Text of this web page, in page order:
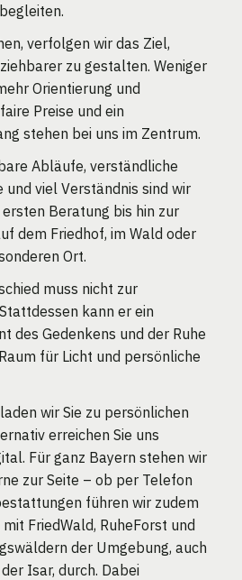
verfolgen wir das Ziel,
zu gestalten. Weniger
Orientierung und
Preise und ein
stehen bei uns im Zentrum.
Abläufe, verständliche
viel Verständnis sind wir
Beratung bis hin zur
dem Friedhof, im Wald oder
Ort.
muss nicht zur
kann er ein
des Gedenkens und der Ruhe
für Licht und persönliche
wir Sie zu persönlichen
erreichen Sie uns
Für ganz Bayern stehen wir
zur Seite – ob per Telefon
führen wir zudem
FriedWald, RuheForst und
der Umgebung, auch
Isar, durch. Dabei